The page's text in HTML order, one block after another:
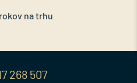
rokov na trhu
268 507